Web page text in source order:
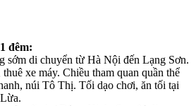
đêm:
sớm di chuyển từ Hà Nội đến Lạng Sơn.
xe máy. Chiều tham quan quần thể
núi Tô Thị. Tối dạo chơi, ăn tối tại